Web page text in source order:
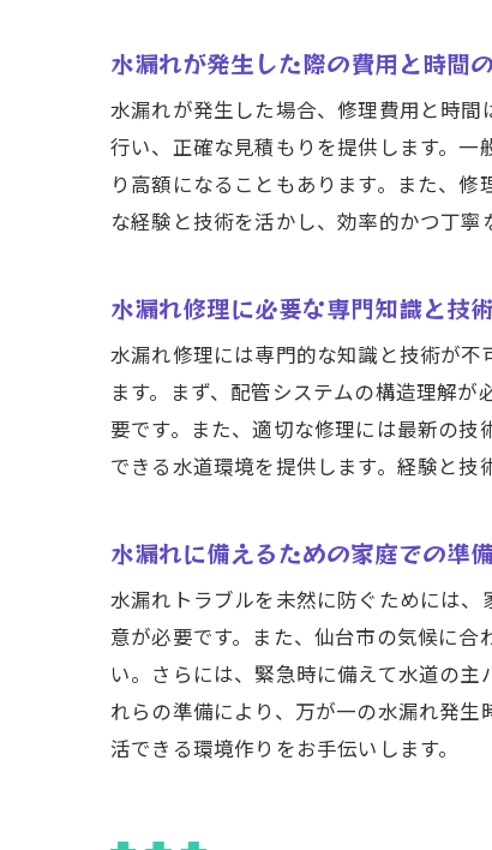
水漏れが発生した際の費用と時間
水漏れが発生した場合、修理費用と時
行い、正確な見積もりを提供します。
り高額になることもあります。また、
な経験と技術を活かし、効率的かつ丁
水漏れ修理に必要な専門知識と技術
水漏れ修理には専門的な知識と技術が
ます。まず、配管システムの構造理解
要です。また、適切な修理には最新の
できる水道環境を提供します。経験と技
水漏れに備えるための家庭での準備
水漏れトラブルを未然に防ぐためには
意が必要です。また、仙台市の気候に
い。さらには、緊急時に備えて水道の
れらの準備により、万が一の水漏れ発
活できる環境作りをお手伝いします。